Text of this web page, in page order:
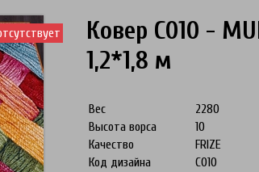
Ковер C010 -
1,2*1,8 м
Вес
2280
Высота ворса
10
Качество
FRIZE
Код дизайна
C010